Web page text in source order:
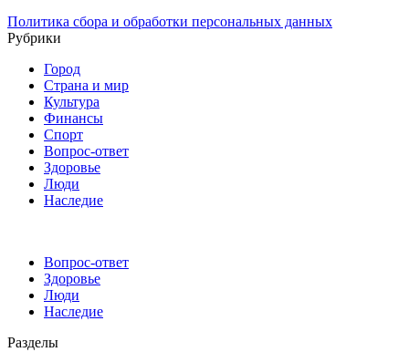
Политика сбора и обработки персональных данных
Рубрики
Город
Страна и мир
Культура
Финансы
Спорт
Вопрос-ответ
Здоровье
Люди
Наследие
Вопрос-ответ
Здоровье
Люди
Наследие
Разделы